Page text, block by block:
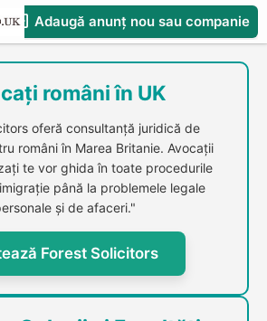
Adaugă anunț nou sau companie
CompaniesS
români în UK
oferă consultanță juridică de
români în Marea Britanie. Avocații
te vor ghida în toate procedurile
până la problemele legale
și de afaceri."
Forest Solicitors